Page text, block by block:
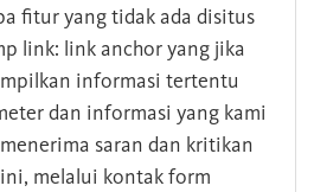
fitur yang tidak ada disitus
link: link anchor yang jika
informasi tertentu
dan informasi yang kami
saran dan kritikan
melalui kontak form